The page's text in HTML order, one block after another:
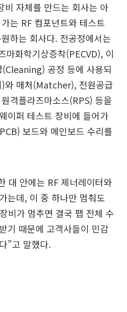
비 자체를 만드는 회사는 아
는 RF 컴포넌트와 테스트
하는 회사다. 전공정에서는
화학기상증착(PECVD), 이
공정 등에 사용되
)와 매처(Matcher), 전원공급
격플라즈마소스(RPS) 등을
이퍼 테스트 장비에 들어가
보드와 메인보드 수리를
대 안에는 RF 제너레이터와
는데, 이 중 하나만 멈춰도
비가 멈추면 결국 팹 전체 수
기 때문에 고객사들이 민감
”고 말했다.